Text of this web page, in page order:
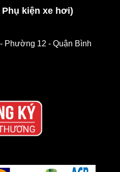
kiện xe hơi)
Phường 12 - Quận Bình